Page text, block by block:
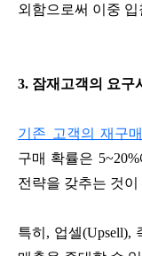
외함으로써 이중
3. 잠재고객의 요구
기존 고객의 재구
구매 확률은
전략을 갖추는 것이
특히, 업셀(Upsell),